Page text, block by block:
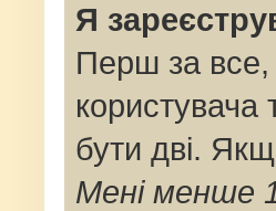
Я
Перш за все,
бути дві.
Мені менше